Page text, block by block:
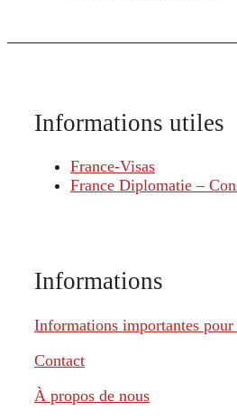
Informations utiles
France-Visas
France Diplomatie –
Informations
Informations importantes
Contact
À propos de nous